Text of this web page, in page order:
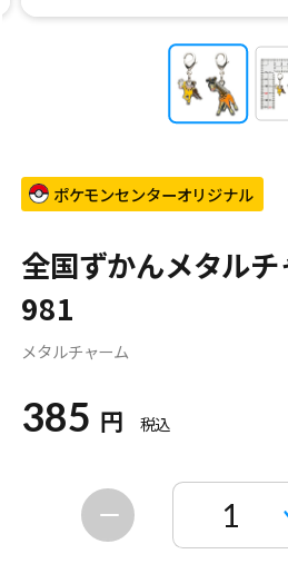
ポケモンセンターオリジナル
全国ずかんメタルチ
981
メタルチャーム
385 円 税込